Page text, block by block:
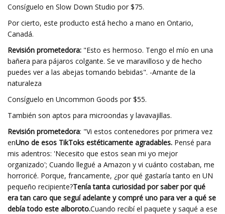
Consíguelo en Slow Down Studio por $75.
Por cierto, este producto está hecho a mano en Ontario,
Canadá.
Revisión prometedora: "Esto es hermoso. Tengo el mío en una
bañera para pájaros colgante. Se ve maravilloso y de hecho
puedes ver a las abejas tomando bebidas". -Amante de la
naturaleza
Consíguelo en Uncommon Goods por $55.
También son aptos para microondas y lavavajillas.
Revisión prometedora: "Vi estos contenedores por primera vez
enUno de esos TikToks estéticamente agradables. Pensé para
mis adentros: 'Necesito que estos sean mi yo mejor
organizado'; Cuando llegué a Amazon y vi cuánto costaban, me
horroricé. Porque, francamente, ¿por qué gastaría tanto en UN
pequeño recipiente?Tenía tanta curiosidad por saber por qué
era tan caro que seguí adelante y compré uno para ver a qué se
debía todo este alboroto.Cuando recibí el paquete y saqué a ese